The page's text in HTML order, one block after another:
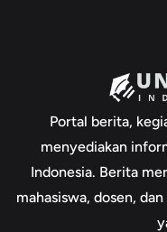
Portal berita,
menyediakan
Indonesia. Berita
mahasiswa, dosen,